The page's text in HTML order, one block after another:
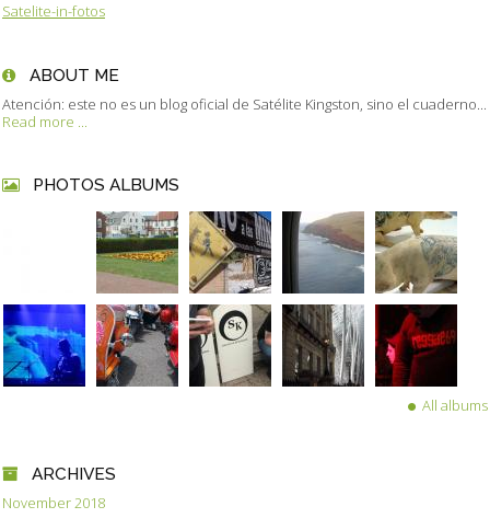
Satelite-in-fotos
ABOUT ME
Atención: este no es un blog oficial de Satélite Kingston, sino el cuaderno...
Read more ...
PHOTOS ALBUMS
All albums
ARCHIVES
November 2018